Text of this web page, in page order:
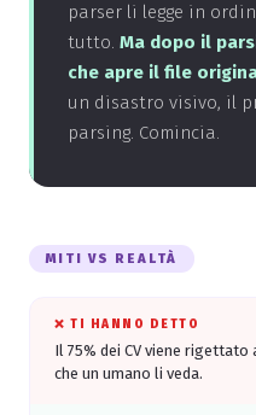
parser li legge in
tutto. Ma dopo il
che apre il file
un disastro visivo, il
parsing. Comincia.
MITI VS REALTÀ
❌ TI HANNO DETTO
Il 75% dei CV viene
che un umano li veda.